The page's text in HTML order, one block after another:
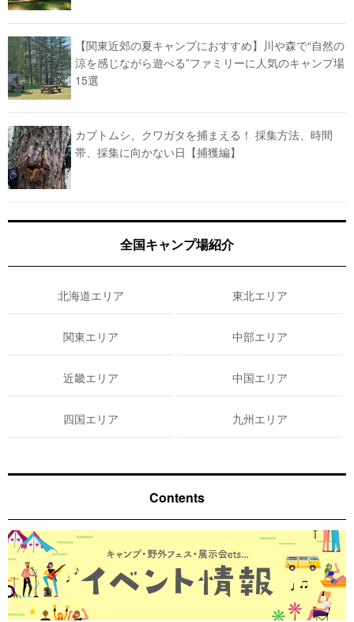
【関東近郊の夏キャンプにおすすめ】川や森で“自然の
涼を感じながら遊べる”ファミリーに人気のキャンプ場
15選
カブトムシ、クワガタを捕まえる！ 採集方法、時間
帯、採集に向かない日【捕獲編】
全国キャンプ場紹介
北海道エリア 東北エリア
関東エリア 中部エリア
近畿エリア 中国エリア
四国エリア 九州エリア
Contents